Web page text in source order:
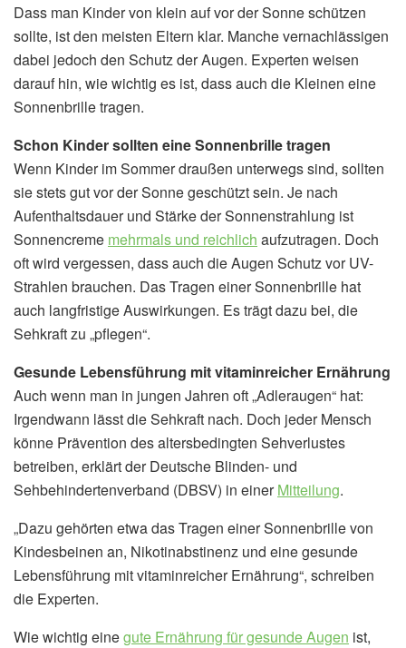
Dass man Kinder von klein auf vor der Sonne schützen
sollte, ist den meisten Eltern klar. Manche vernachlässigen
dabei jedoch den Schutz der Augen. Experten weisen
darauf hin, wie wichtig es ist, dass auch die Kleinen eine
Sonnenbrille tragen.
Schon Kinder sollten eine Sonnenbrille tragen
Wenn Kinder im Sommer draußen unterwegs sind, sollten
sie stets gut vor der Sonne geschützt sein. Je nach
Aufenthaltsdauer und Stärke der Sonnenstrahlung ist
Sonnencreme mehrmals und reichlich aufzutragen. Doch
oft wird vergessen, dass auch die Augen Schutz vor UV-
Strahlen brauchen. Das Tragen einer Sonnenbrille hat
auch langfristige Auswirkungen. Es trägt dazu bei, die
Sehkraft zu „pflegen“.
Gesunde Lebensführung mit vitaminreicher Ernährung
Auch wenn man in jungen Jahren oft „Adleraugen“ hat:
Irgendwann lässt die Sehkraft nach. Doch jeder Mensch
könne Prävention des altersbedingten Sehverlustes
betreiben, erklärt der Deutsche Blinden- und
Sehbehindertenverband (DBSV) in einerMitteilung.
„Dazu gehörten etwa das Tragen einer Sonnenbrille von
Kindesbeinen an, Nikotinabstinenz und eine gesunde
Lebensführung mit vitaminreicher Ernährung“, schreiben
die Experten.
Wie wichtig einegute Ernährung für gesunde Augen ist,